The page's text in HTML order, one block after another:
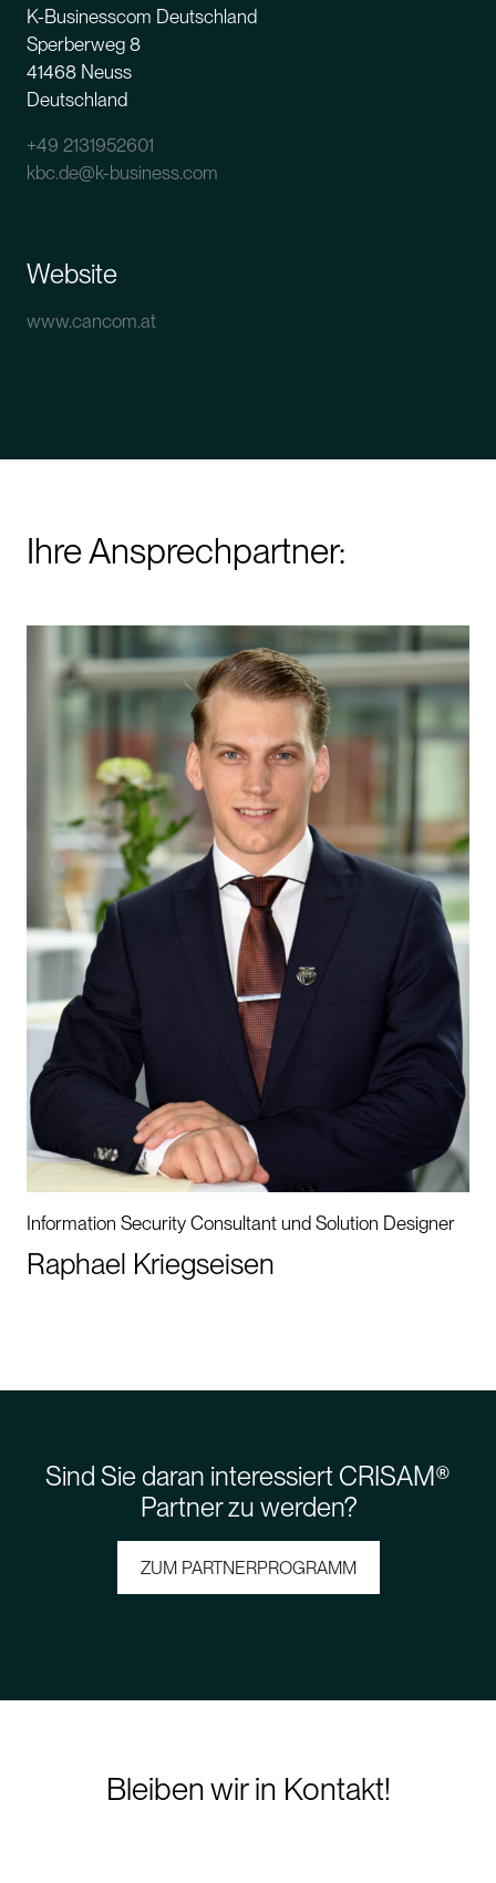
K-Businesscom Deutschland
Sperberweg 8
41468 Neuss
Deutschland
+49 2131952601
kbc.de@k-business.com
Website
www.cancom.at
Ihre Ansprechpartner:
Information Security Consultant und Solution Designer
Raphael Kriegseisen
Sind Sie daran interessiert CRISAM®
Partner zu werden?
ZUM PARTNERPROGRAMM
Bleiben wir in Kontakt!